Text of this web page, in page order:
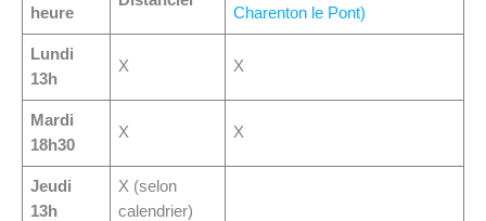
heure
Charenton le Pont)
Lundi
13h
X X
Mardi
18h30
X X
Jeudi
13h
X (selon
calendrier)